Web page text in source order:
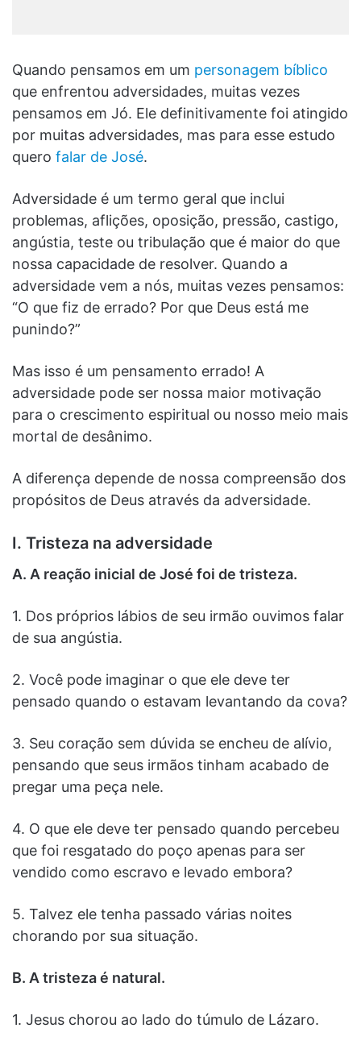
Quando pensamos em um personagem bíblico
que enfrentou adversidades, muitas vezes
pensamos em Jó. Ele definitivamente foi atingido
por muitas adversidades, mas para esse estudo
quero falar de José.
Adversidade é um termo geral que inclui
problemas, aflições, oposição, pressão, castigo,
angústia, teste ou tribulação que é maior do que
nossa capacidade de resolver. Quando a
adversidade vem a nós, muitas vezes pensamos:
“O que fiz de errado? Por que Deus está me
punindo?”
Mas isso é um pensamento errado! A
adversidade pode ser nossa maior motivação
para o crescimento espiritual ou nosso meio mais
mortal de desânimo.
A diferença depende de nossa compreensão dos
propósitos de Deus através da adversidade.
I. Tristeza na adversidade
A. A reação inicial de José foi de tristeza.
1. Dos próprios lábios de seu irmão ouvimos falar
de sua angústia.
2. Você pode imaginar o que ele deve ter
pensado quando o estavam levantando da cova?
3. Seu coração sem dúvida se encheu de alívio,
pensando que seus irmãos tinham acabado de
pregar uma peça nele.
4. O que ele deve ter pensado quando percebeu
que foi resgatado do poço apenas para ser
vendido como escravo e levado embora?
5. Talvez ele tenha passado várias noites
chorando por sua situação.
B. A tristeza é natural.
1. Jesus chorou ao lado do túmulo de Lázaro.